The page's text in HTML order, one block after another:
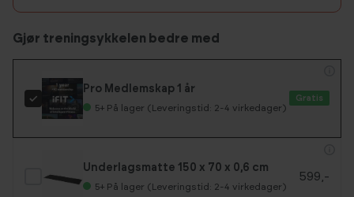
Gjør treningsykkelen bedre med
Pro Medlemskap 1 år
5+ På lager (Leveringstid: 2-4 virkedager)
Gratis
Underlagsmatte 150 x 70 x 0,6 cm
5+ På lager (Leveringstid: 2-4 virkedager)
599,-